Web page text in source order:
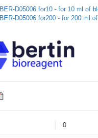
BER-D05006.for10 - for 10 ml of
BER-D05006.for200 - for 200 ml
0